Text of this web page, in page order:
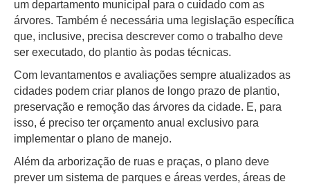
um departamento municipal para o cuidado com as
árvores. Também é necessária uma legislação específica
que, inclusive, precisa descrever como o trabalho deve
ser executado, do plantio às podas técnicas.
Com levantamentos e avaliações sempre atualizados as
cidades podem criar planos de longo prazo de plantio,
preservação e remoção das árvores da cidade. E, para
isso, é preciso ter orçamento anual exclusivo para
implementar o plano de manejo.
Além da arborização de ruas e praças, o plano deve
prever um sistema de parques e áreas verdes, áreas de